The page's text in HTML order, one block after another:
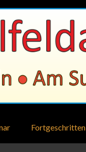
Fortgeschritten